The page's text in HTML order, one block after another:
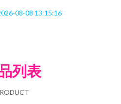
08-08 13:15:16
列表